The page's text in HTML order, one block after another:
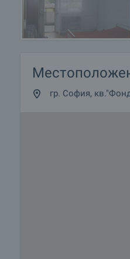
гр. София,